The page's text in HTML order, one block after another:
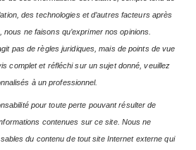
des technologies et d’autres facteurs après
ne faisons qu’exprimer nos opinions.
pas de règles juridiques, mais de points de vue
complet et réfléchi sur un sujet donné, veuillez
à un professionnel.
pour toute perte pouvant résulter de
contenues sur ce site. Nous ne
du contenu de tout site Internet externe qui